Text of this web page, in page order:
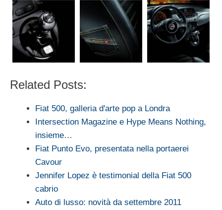
Related Posts:
Fiat 500, galleria d'arte pop a Londra
Intersection Magazine e Hype Means Nothing,
insieme…
Fiat Punto Evo, presentata nella portaerei
Cavour
Jennifer Lopez è testimonial della Fiat 500
cabrio
Auto di lusso: novità da settembre 2011